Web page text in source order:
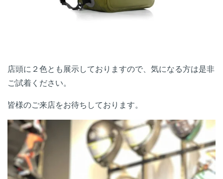
店頭に２色とも展示しておりますので、気になる方は是非
ご試着ください。
皆様のご来店をお待ちしております。